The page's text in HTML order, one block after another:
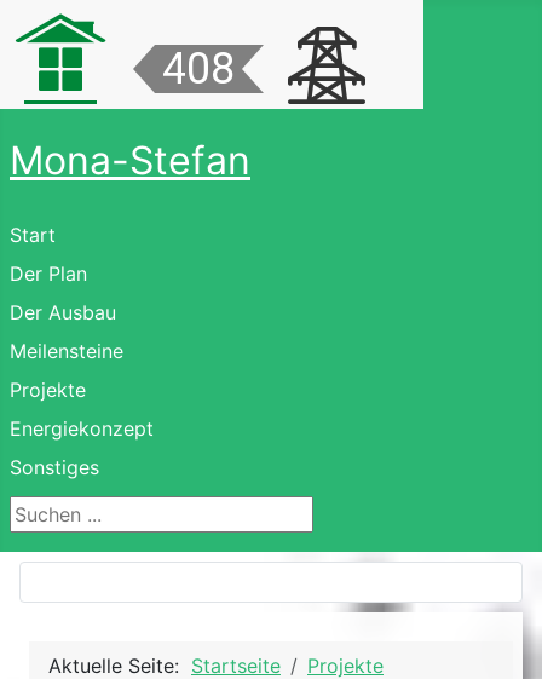
Mona-Stefan
Start
Der Plan
Der Ausbau
Meilensteine
Projekte
Energiekonzept
Sonstiges
Suchen ...
Aktuelle Seite: Startseite
Projekte